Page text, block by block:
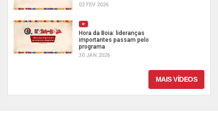
02 FEV 2026
Hora da Boia: lideranças
importantes passam pelo
programa
30 JAN 2026
MAIS VÍDEOS